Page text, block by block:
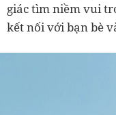
giác tìm niềm vui
kết nối với bạn bè